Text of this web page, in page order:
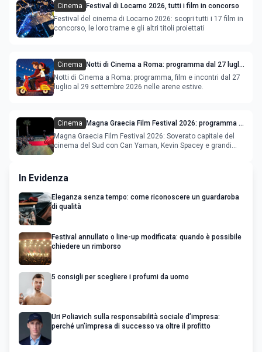
Cinema
Festival di Locarno 2026, tutti i film in concorso
Festival del cinema di Locarno 2026: scopri tutti i 17 film in
concorso, le loro trame e gli altri titoli proiettati
Cinema
Notti di Cinema a Roma: programma dal 27 luglio
al 2 agosto 2026
Notti di Cinema a Roma: programma, film e incontri dal 27
luglio al 29 settembre 2026 nelle arene estive.
Cinema
Magna Graecia Film Festival 2026: programma e
star internazionali
Magna Graecia Film Festival 2026: Soverato capitale del
cinema del Sud con Can Yaman, Kevin Spacey e grandi
In Evidenza
Eleganza senza tempo: come riconoscere un guardaroba
di qualità
Festival annullato o line-up modificata: quando è possibile
chiedere un rimborso
5 consigli per scegliere i profumi da uomo
Uri Poliavich sulla responsabilità sociale d’impresa:
perché un’impresa di successo va oltre il profitto